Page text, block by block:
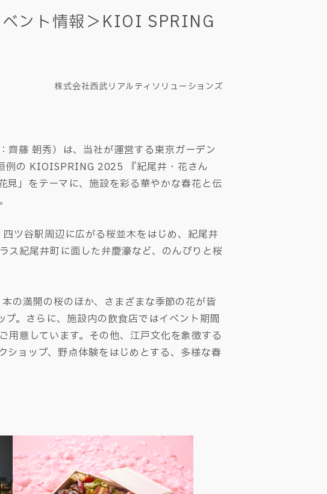
ベント情報＞KIOI SPRING
株式会社西武リアルティソリューションズ
齊藤 朝秀）は、当社が運営する東京ガーデン
例の KIOISPRING 2025 『紀尾井・花さん
見」をテーマに、施設を彩る華やかな春花と伝
ツ谷駅周辺に広がる桜並木をはじめ、紀尾井
ス紀尾井町に面した弁慶濠など、のんびりと桜
の満開の桜のほか、さまざまな季節の花が皆
。さらに、施設内の飲食店ではイベント期間
用意しています。その他、江戸文化を象徴する
ショップ、野点体験をはじめとする、多様な春